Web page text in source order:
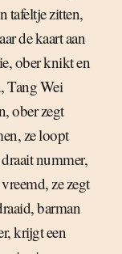
tafeltje zitten,
de kaart aan
ober knikt en
Tang Wei
ober zegt
ze loopt
draait nummer,
ze zegt
barman
krijgt een